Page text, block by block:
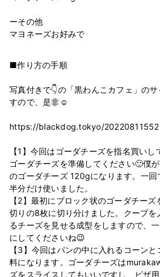
ーその他
■作り方の手順
写真付きで👇の「黒わんこカフェ」の
すので、是非☺️
https://blackdog.tokyo/
【1】今回はゴーダチーズを指名買い
ゴーダチーズを準備してください🙂僕
のゴーダチーズ 120gになります。一回
半分だけ使いました。
【2】最初にブロック状のゴーダチー
切りの8枚に切り分けました。クープを
るチーズを見せる成型をしますので、
にしてくださいね😉
【3】今回はパンの中に入れるコーン
料になります。ゴーダチーズは
ズをスライスしてもいいですし、ピザ